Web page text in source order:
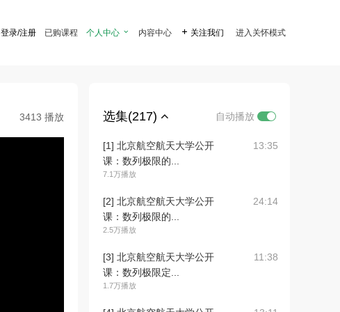
登录/注册 已购课程 个人中心  内容中心  关注我们 进入关怀模式
3413 播放 选集(217) 自动播放
[1] 北京航空航天大学公开
课：数列极限的...
7.1万播放
13:35
[2] 北京航空航天大学公开
课：数列极限的...
2.5万播放
24:14
[3] 北京航空航天大学公开
课：数列极限定...
1.7万播放
11:38